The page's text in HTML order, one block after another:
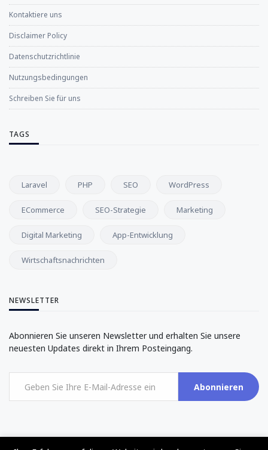
Kontaktiere uns
Disclaimer Policy
Datenschutzrichtlinie
Nutzungsbedingungen
Schreiben Sie für uns
TAGS
Laravel PHP SEO WordPress
ECommerce SEO-Strategie Marketing
Digital Marketing App-Entwicklung
Wirtschaftsnachrichten
NEWSLETTER
Abonnieren Sie unseren Newsletter und erhalten Sie unsere
neuesten Updates direkt in Ihrem Posteingang.
Abonnieren